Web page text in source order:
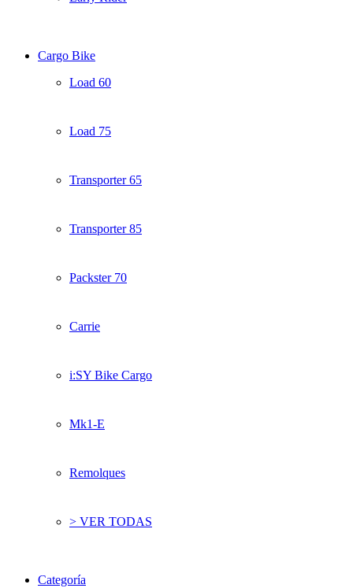
Cargo Bike
Load 60
Load 75
Transporter 65
Transporter 85
Packster 70
Carrie
i:SY Bike Cargo
Mk1-E
Remolques
> VER TODAS
Categoría